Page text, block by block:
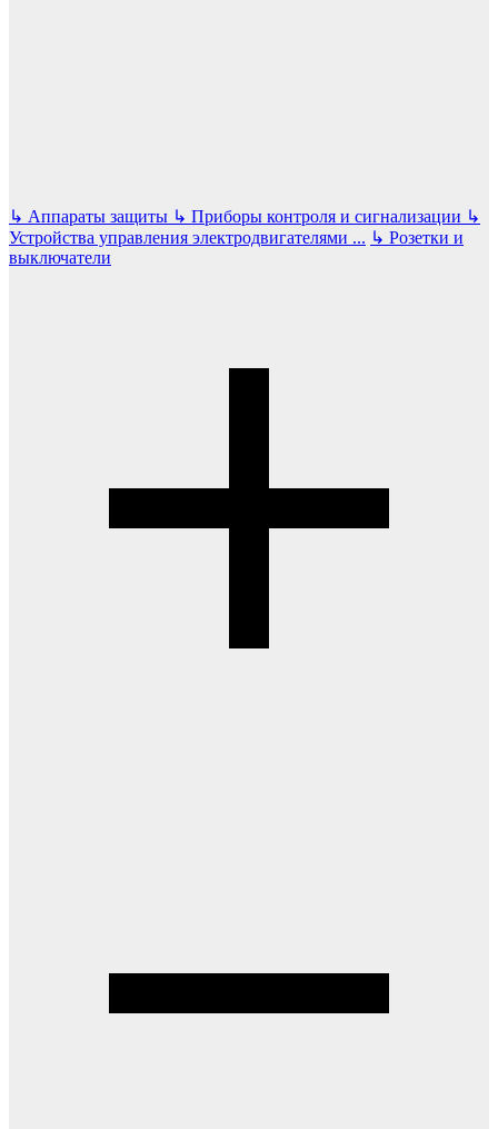
↳ Аппараты защиты ↳ Приборы контроля и сигнализации ↳
Устройства управления электродвигателями ... ↳ Розетки и
выключатели